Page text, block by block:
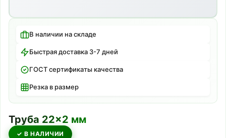
В наличии на складе
Быстрая доставка 3-7 дней
ГОСТ сертификаты качества
Резка в размер
Труба 22×2 мм
✓ В НАЛИЧИИ